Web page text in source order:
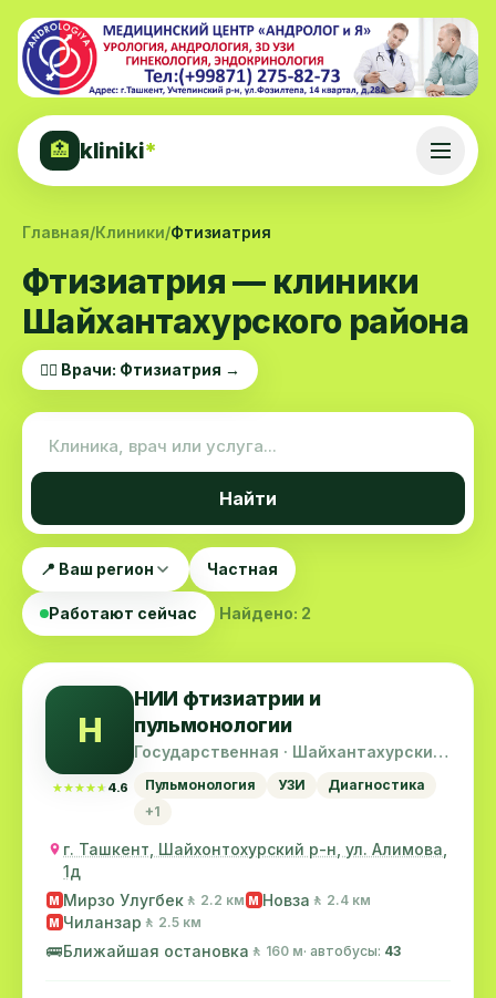
🏥 kliniki*
Главная/Клиники/Фтизиатрия
Фтизиатрия — клиники
Шайхантахурского района
👨‍⚕️ Врачи: Фтизиатрия →
Найти
📍 Ваш регион Частная
Работают сейчас Найдено: 2
Н
★★★★★
★★★★★ 4.6
НИИ фтизиатрии и
пульмонологии
Государственная · Шайхантахурский
Пульмонология УЗИ
Диагностика
+1
г. Ташкент, Шайхонтохурский р-н, ул. Алимова,
1д
M Мирзо Улугбек 🚶 2.2 км M Новза 🚶 2.4 км
M Чиланзар 🚶 2.5 км
🚌Ближайшая остановка 🚶 160 м· автобусы: 43